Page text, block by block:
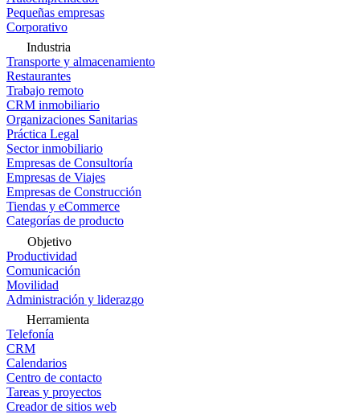
Pequeñas empresas
Corporativo
Industria
Transporte y almacenamiento
Restaurantes
Trabajo remoto
CRM inmobiliario
Organizaciones Sanitarias
Práctica Legal
Sector inmobiliario
Empresas de Consultoría
Empresas de Viajes
Empresas de Construcción
Tiendas y eCommerce
Categorías de producto
Objetivo
Productividad
Comunicación
Movilidad
Administración y liderazgo
Herramienta
Telefonía
CRM
Calendarios
Centro de contacto
Tareas y proyectos
Creador de sitios web